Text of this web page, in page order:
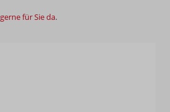
gerne für Sie da.